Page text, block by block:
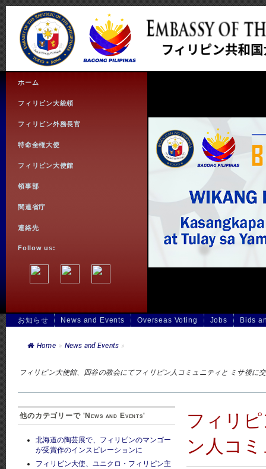
ホーム
フィリピン大統領
フィリピン外務長官
特命全権大使
フィリピン大使館
領事部
関連省庁
連絡先
Follow us:
お知らせ News and Events Overseas Voting Jobs Bids
Home » News and Events »
フィリピン大使館、四谷の教会にてフィリピン人コミュニティと ミサ後に
フィリ
ン人コ
他のカテゴリーで 'News and Events'
北海道の陶芸展で、フィリピンのマンゴー
が受賞作のインスピレーションに
フィリピン大使、ユニクロ・フィリピン主